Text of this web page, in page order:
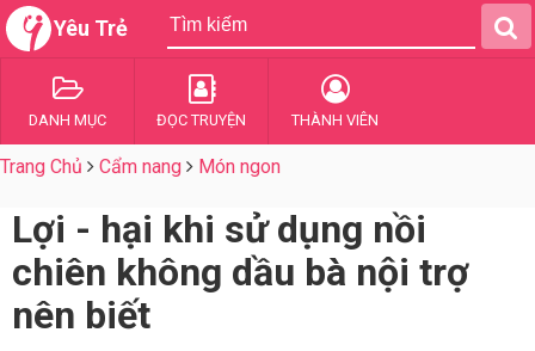
Yêu Trẻ
DANH MỤC ĐỌC TRUYỆN THÀNH VIÊN
Trang Chủ Cẩm nang Món ngon
Lợi - hại khi sử dụng nồi
chiên không dầu bà nội trợ
nên biết